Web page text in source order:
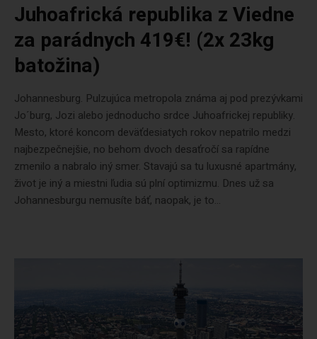
Juhoafrická republika z Viedne
za parádnych 419€! (2x 23kg
batožina)
Johannesburg. Pulzujúca metropola známa aj pod prezývkami
Jo´burg, Jozi alebo jednoducho srdce Juhoafrickej republiky.
Mesto, ktoré koncom deväťdesiatych rokov nepatrilo medzi
najbezpečnejšie, no behom dvoch desaťročí sa rapídne
zmenilo a nabralo iný smer. Stavajú sa tu luxusné apartmány,
život je iný a miestni ľudia sú plní optimizmu. Dnes už sa
Johannesburgu nemusíte báť, naopak, je to...